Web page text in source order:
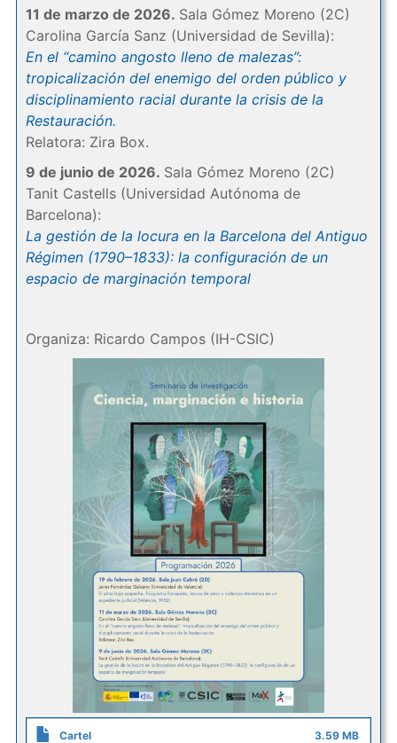
11 de marzo de 2026. Sala Gómez Moreno (2C)
Carolina García Sanz (Universidad de Sevilla):
En el “camino angosto lleno de malezas”:
tropicalización del enemigo del orden público y
disciplinamiento racial durante la crisis de la
Restauración.
Relatora: Zira Box.
9 de junio de 2026. Sala Gómez Moreno (2C)
Tanit Castells (Universidad Autónoma de
Barcelona):
La gestión de la locura en la Barcelona del Antiguo
Régimen (1790–1833): la configuración de un
espacio de marginación temporal
Organiza: Ricardo Campos (IH-CSIC)
Cartel 3.59 MB